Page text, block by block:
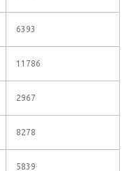
6393
11786
2967
8278
5839